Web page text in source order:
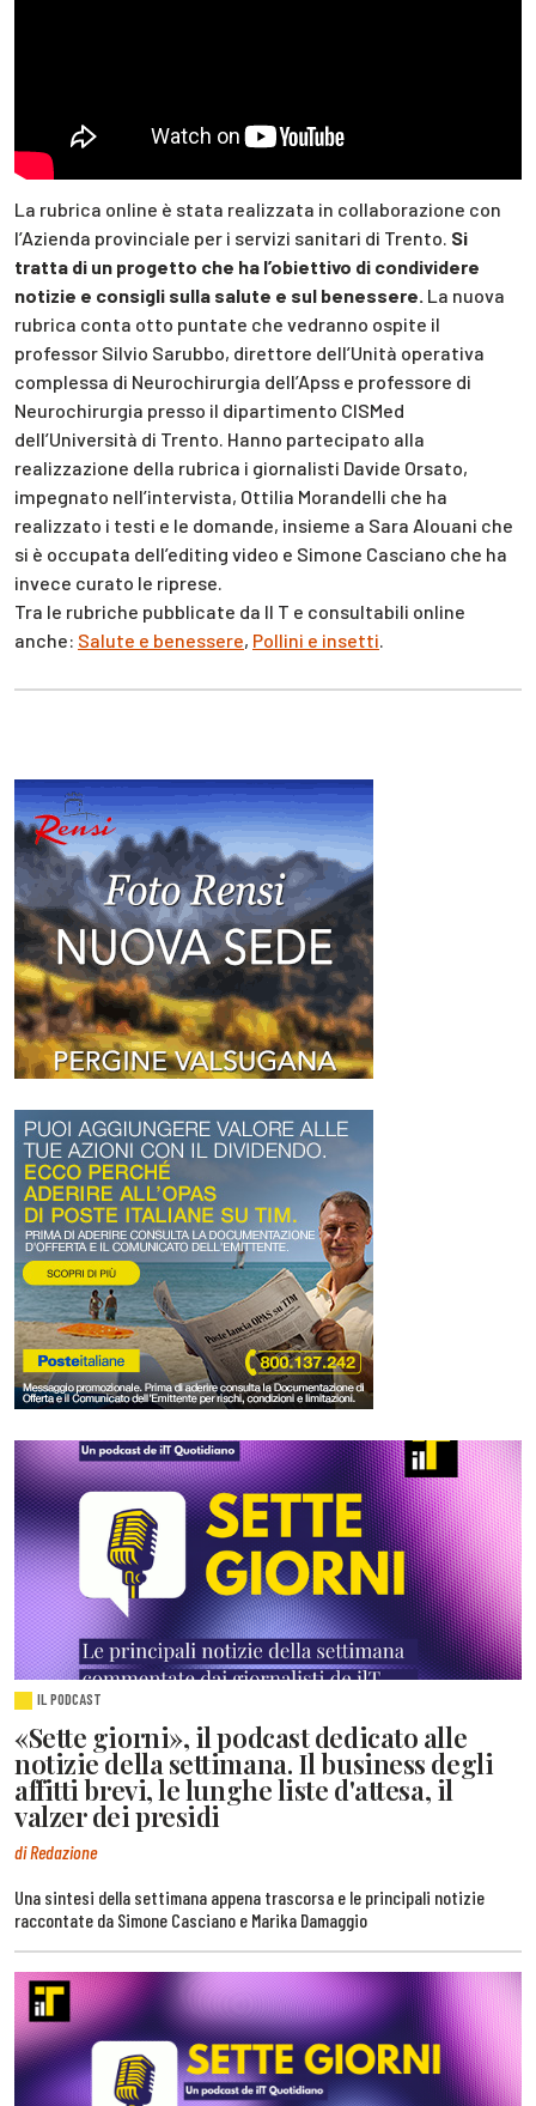
La rubrica online è stata realizzata in collaborazione con
l’Azienda provinciale per i servizi sanitari di Trento. Si
tratta di un progetto che ha l’obiettivo di condividere
notizie e consigli sulla salute e sul benessere. La nuova
rubrica conta otto puntate che vedranno ospite il
professor Silvio Sarubbo, direttore dell’Unità operativa
complessa di Neurochirurgia dell’Apss e professore di
Neurochirurgia presso il dipartimento CISMed
dell’Università di Trento. Hanno partecipato alla
realizzazione della rubrica i giornalisti Davide Orsato,
impegnato nell’intervista, Ottilia Morandelli che ha
realizzato i testi e le domande, insieme a Sara Alouani che
si è occupata dell’editing video e Simone Casciano che ha
invece curato le riprese.
Tra le rubriche pubblicate da Il T e consultabili online
anche: Salute e benessere, Pollini e insetti
IL PODCAST
«Sette giorni», il podcast dedicato alle
notizie della settimana. Il business degli
affitti brevi, le lunghe liste d'attesa, il
valzer dei presidi
di Redazione
Una sintesi della settimana appena trascorsa e le principali notizie
raccontate da Simone Casciano e Marika Damaggio